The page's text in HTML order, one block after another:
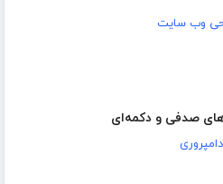
وب سایت
صدفی و دکمه‌ای